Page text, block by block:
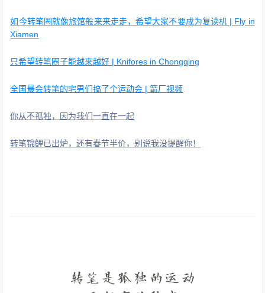
如今转笔圈就像旅馆般来来走走，希望大家不要成为复读机 | Fly in
Xiamen
只希望转笔圈子能越来越好 | Knifores in Chongqing
全国最会转笔的宅男们搞了个运动会 | 箭厂视频
你从不孤独，因为我们一直在一起
转笔锦鲤已出炉，还有春节半价，别说我没提醒你！